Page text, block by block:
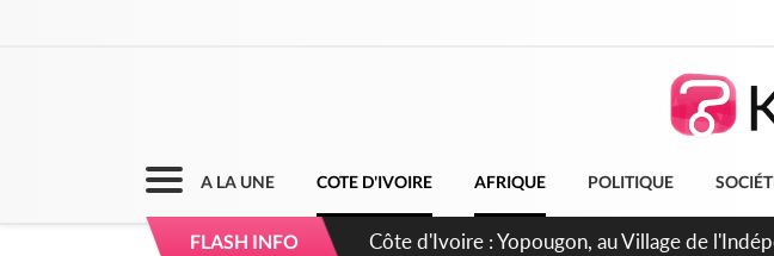
A LA UNE COTE D'IVOIRE AFRIQUE POLITIQUE
FLASH INFO
Côte d'Ivoire : CHU de Treichville, après la